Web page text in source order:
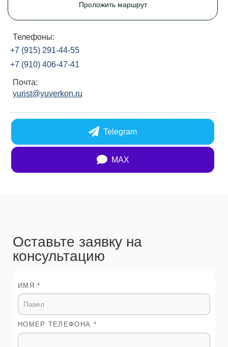
Проложить маршрут
Телефоны:
+7 (915) 291-44-55
+7 (910) 406-47-41
Почта:
yurist@yuverkon.ru
Telegram
MAX
Оставьте заявку на
консультацию
ИМЯ *
НОМЕР ТЕЛЕФОНА *